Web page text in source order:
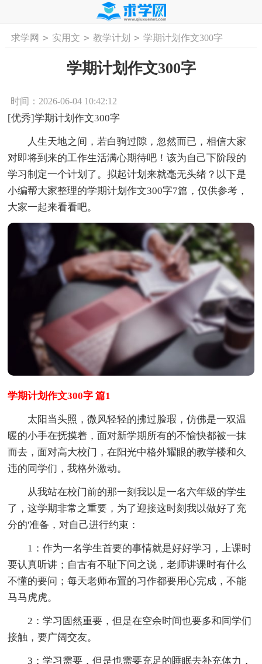
首页 工作计划 活动计划 学习计划
求学网 > 实用文 > 教学计划 > 学期计划作文300字
学期计划作文300字
时间：2026-06-04 10:42:12
[优秀]学期计划作文300字
人生天地之间，若白驹过隙，忽然而已，相信大家
对即将到来的工作生活满心期待吧！该为自己下阶段的
学习制定一个计划了。拟起计划来就毫无头绪？以下是
小编帮大家整理的学期计划作文300字7篇，仅供参考，
大家一起来看看吧。
学期计划作文300字 篇1
太阳当头照，微风轻轻的拂过脸瑕，仿佛是一双温
暖的小手在抚摸着，面对新学期所有的不愉快都被一抹
而去，面对高大校门，在阳光中格外耀眼的教学楼和久
违的同学们，我格外激动。
从我站在校门前的那一刻我以是一名六年级的学生
了，这学期非常之重要，为了迎接这时刻我以做好了充
分的'准备，对自己进行约束：
1：作为一名学生首要的事情就是好好学习，上课时
要认真听讲；自古有不耻下问之说，老师讲课时有什么
不懂的要问；每天老师布置的习作都要用心完成，不能
马马虎虎。
2：学习固然重要，但是在空余时间也要多和同学们
接触，要广阔交友。
3：学习需要，但是也需要充足的睡眠去补充体力，